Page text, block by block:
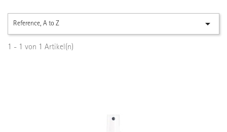
Reference, A to Z 
1 - 1 von 1 Artikel(n)